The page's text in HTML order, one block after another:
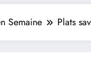
Semaine Plats